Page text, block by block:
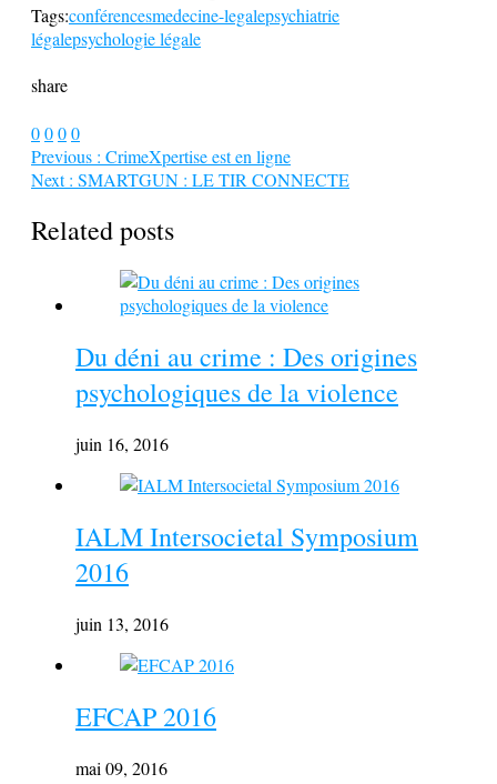
Tags:conférencesmedecine-legalepsychiatrie
légalepsychologie légale
share
0000
Previous : CrimeXpertise est en ligne
Next : SMARTGUN : LE TIR CONNECTE
Related posts
Du déni au crime : Des origines
psychologiques de la violence
juin 16, 2016
IALM Intersocietal Symposium
2016
juin 13, 2016
EFCAP 2016
mai 09, 2016